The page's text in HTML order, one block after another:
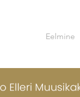
Eelmine